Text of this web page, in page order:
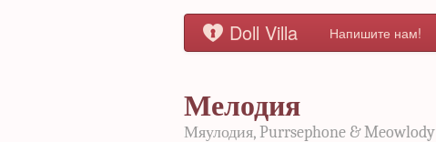
Doll Villa Напишите нам!
Мелодия
Мяулодия, Purrsephone & Meowlody